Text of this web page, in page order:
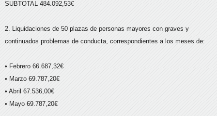
SUBTOTAL 484.092,53€
2. Liquidaciones de 50 plazas de personas mayores con graves y
continuados problemas de conducta, correspondientes a los meses de:
• Febrero 66.687,32€
• Marzo 69.787,20€
• Abril 67.536,00€
• Mayo 69.787,20€